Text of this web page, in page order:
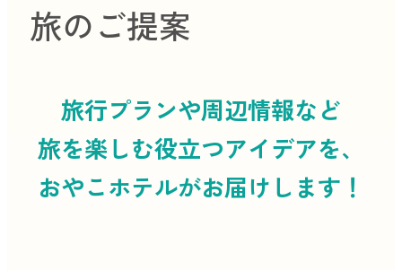
旅のご提案
旅行プランや周辺情報など
旅を楽しむ役立つアイデアを、
おやこホテルがお届けします！